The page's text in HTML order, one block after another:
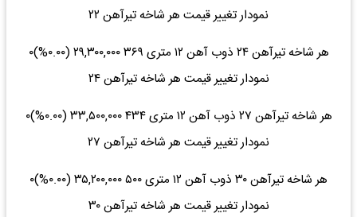
نمودار تغییر قیمت هر شاخه تیرآهن ۲۲
هر شاخه تیرآهن ۲۴ ذوب آهن ۱۲ متری ۳۶۹ ۲۹,۳۰۰,۰۰۰ (۰.۰۰%)۰
نمودار تغییر قیمت هر شاخه تیرآهن ۲۴
هر شاخه تیرآهن ۲۷ ذوب آهن ۱۲ متری ۴۳۴ ۳۳,۵۰۰,۰۰۰ (۰.۰۰%)۰
نمودار تغییر قیمت هر شاخه تیرآهن ۲۷
هر شاخه تیرآهن ۳۰ ذوب آهن ۱۲ متری ۵۰۰ ۳۵,۲۰۰,۰۰۰ (۰.۰۰%)۰
نمودار تغییر قیمت هر شاخه تیرآهن ۳۰